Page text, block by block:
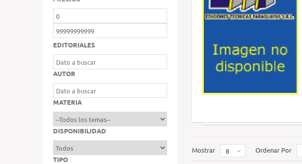
EDITORIALES
AUTOR
MATERIA
DISPONIBILIDAD
TIPO
Mostrar 8 Ordenar Por